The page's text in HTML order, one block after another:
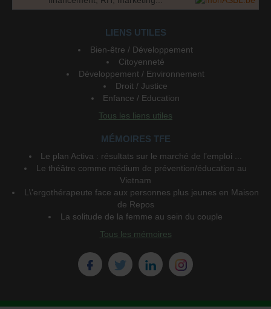
LIENS UTILES
Bien-être / Développement
Citoyenneté
Développement / Environnement
Droit / Justice
Enfance / Education
Tous les liens utiles
MÉMOIRES TFE
Le plan Activa : résultats sur le marché de l’emploi ...
Le théâtre comme médium de prévention/éducation au
Vietnam
L\'ergothérapeute face aux personnes plus jeunes en Maison
de Repos
La solitude de la femme au sein du couple
Tous les mémoires